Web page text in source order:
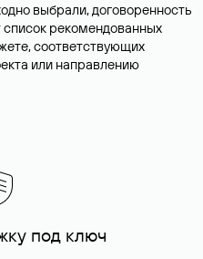
выбрали, договоренность
список рекомендованных
соответствующих
или направлению
под ключ